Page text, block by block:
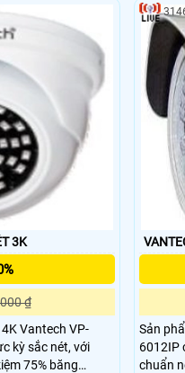
NÉT 3K
₫
Vantech VP-
kỳ sắc nét, với
75% băng
Sản
6012IP
chuẩn